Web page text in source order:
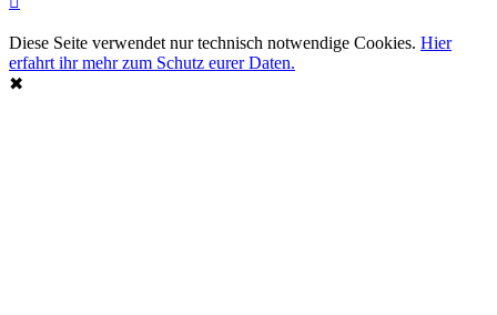
Diese Seite verwendet nur technisch notwendige Cookies. Hier
erfahrt ihr mehr zum Schutz eurer Daten.
✖